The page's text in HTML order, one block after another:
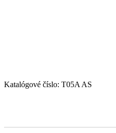
Katalógové číslo: T05A AS